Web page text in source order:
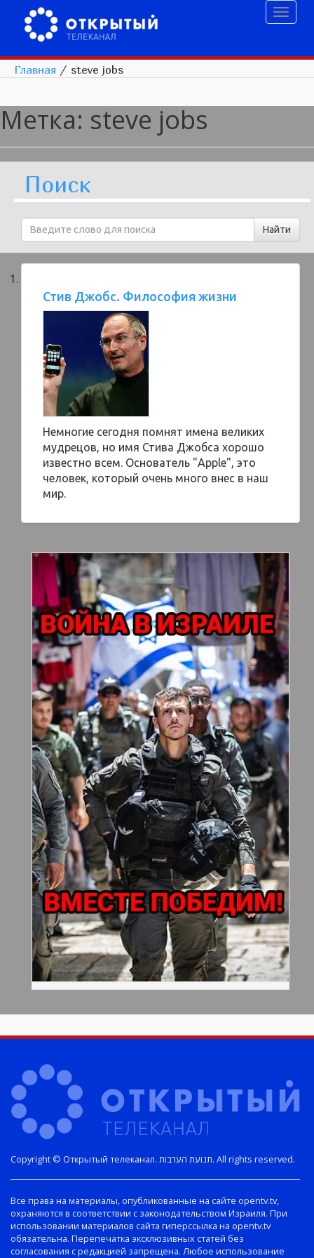
Главная / steve jobs
Метка: steve jobs
Поиск
Стив Джобс. Философия жизни
Немногие сегодня помнят имена великих
мудрецов, но имя Стива Джобса хорошо
известно всем. Основатель "Apple", это
человек, который очень много внес в наш
мир.
Copyright © Открытый телеканал. תנועת הערבות. All rights reserved.
Все права на материалы, опубликованные на сайте opentv.tv,
охраняются в соответствии с законодательством Израиля. При
использовании материалов сайта гиперссылка на opentv.tv
обязательна. Перепечатка эксклюзивных статей без
согласования с редакцией запрещена. Любое использование